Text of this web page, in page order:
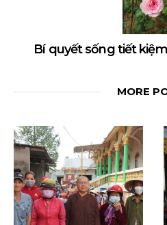
Bí quyết sống tiết
MORE